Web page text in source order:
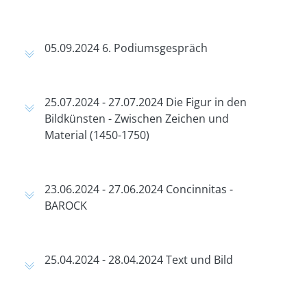
05.09.2024 6. Podiumsgespräch
25.07.2024 - 27.07.2024 Die Figur in den
Bildkünsten - Zwischen Zeichen und
Material (1450-1750)
23.06.2024 - 27.06.2024 Concinnitas -
BAROCK
25.04.2024 - 28.04.2024 Text und Bild